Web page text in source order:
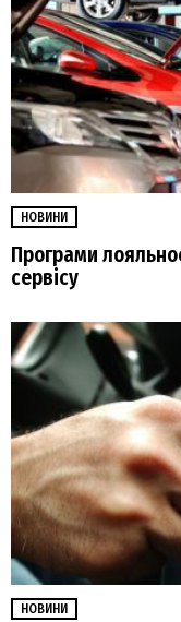
НОВИНИ
Програми
сервісу
НОВИНИ